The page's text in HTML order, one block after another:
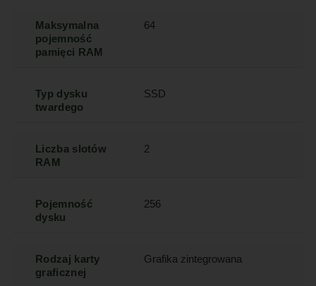
Maksymalna
pojemność
pamięci RAM
64
Typ dysku
twardego
SSD
Liczba slotów
RAM
2
Pojemność
dysku
256
Rodzaj karty
graficznej
Grafika zintegrowana